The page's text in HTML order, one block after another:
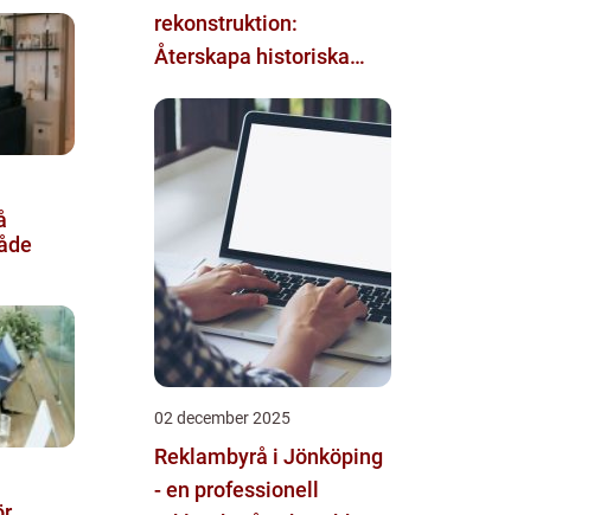
rekonstruktion:
Återskapa historiska
multimodala AI
02 december 2025
Reklambyrå i Jönköping
- en professionell